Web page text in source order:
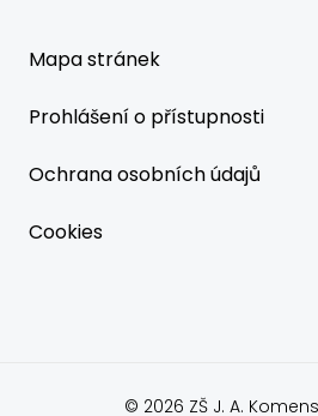
Mapa stránek
Prohlášení o přístupnosti
Ochrana osobních údajů
Cookies
© 2026 ZŠ J. A.